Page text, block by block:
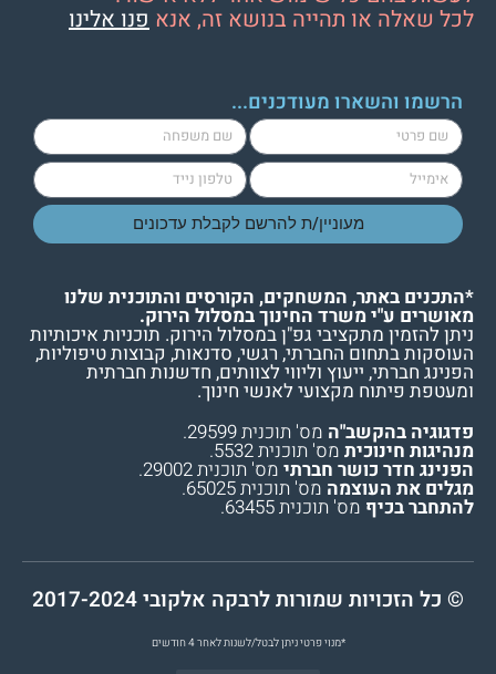
לכל שאלה או תהייה בנושא זה, אנא פנו אלינו
הרשמו והשארו מעודכנים...
firstName
lastName
email
cellPhone
מעוניין/ת להרשם לקבלת עדכונים
*התכנים באתר, המשחקים, הקורסים והתוכנית שלנו
מאושרים ע"י משרד החינוך במסלול הירוק.
ניתן להזמין מתקציבי גפ"ן במסלול הירוק. תוכניות איכותיות
העוסקות בתחום החברתי, רגשי, סדנאות, קבוצות טיפוליות,
הפנינג חברתי, ייעוץ וליווי לצוותים, חדשנות חברתית
ומעטפת פיתוח מקצועי לאנשי חינוך.
פדגוגיה בהקשב"ה מס' תוכנית 29599.
מנהיגות חינוכית מס' תוכנית 5532.
הפנינג חדר כושר חברתי מס' תוכנית 29002.
מגלים את העוצמה מס' תוכנית 65025.
להתחבר בכיף מס' תוכנית 63455.
© כל הזכויות שמורות לרבקה אלקובי 2017-2024
*מנוי פרטי ניתן לבטל/לשנות לאחר 4 חודשים